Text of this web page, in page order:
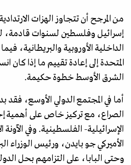
من المرجح أن تتجاوز الهزات
إسرائيل وفلسطين لسنوات قادمة،
الداخلية الأوروبية والبريطانية،
المتحدة إلى إعادة تقييم ما إذا كان
الشرق الأوسط خطوة حكيمة.
أما في المجتمع الدولي الأوسع،
الصراع، مع تركيز خاص على أهمية
الإسرائيلية- الفلسطينية. وفي الآونة
الأميركي جو بايدن، ورئيس الوزراء
وحتى البابا، على التزامهم بحل